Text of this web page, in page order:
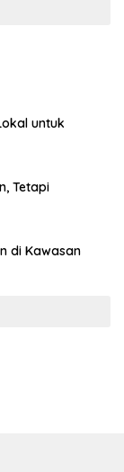
untuk
Tetapi
di Kawasan